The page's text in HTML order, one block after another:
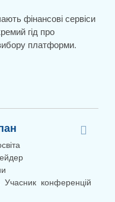
фінансові сервіси
гід про
платформи.
конференцій